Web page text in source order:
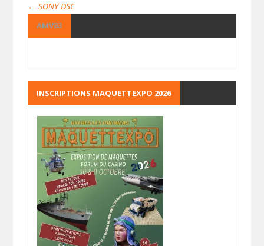
← SONY DSC
AMV83
INSCRIPTIONS MAQUETTEXPO 2026